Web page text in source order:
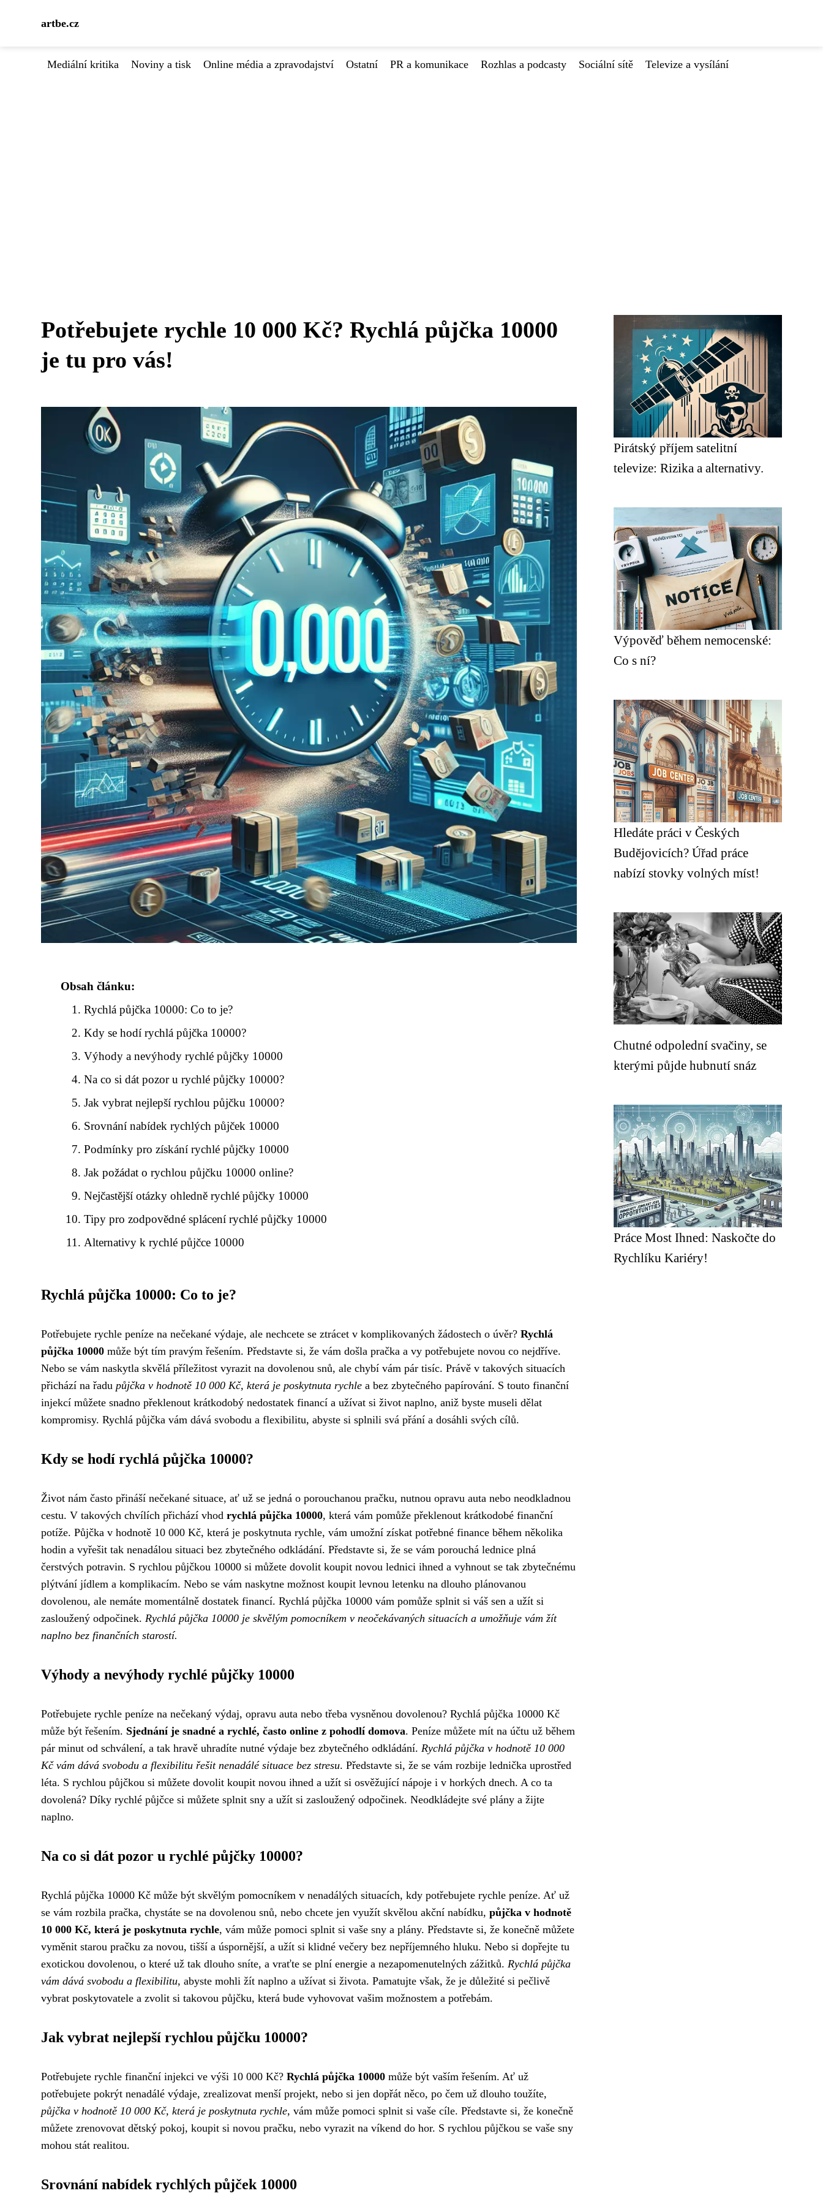
artbe.cz
Mediální kritika Noviny a tisk Online média a zpravodajství Ostatní PR a komunikace Rozhlas a podcasty Sociální sítě Televize a vysílání
Potřebujete rychle 10 000 Kč? Rychlá půjčka 10000
je tu pro vás!
Obsah článku:
Rychlá půjčka 10000: Co to je?
Kdy se hodí rychlá půjčka 10000?
Výhody a nevýhody rychlé půjčky 10000
Na co si dát pozor u rychlé půjčky 10000?
Jak vybrat nejlepší rychlou půjčku 10000?
Srovnání nabídek rychlých půjček 10000
Podmínky pro získání rychlé půjčky 10000
Jak požádat o rychlou půjčku 10000 online?
Nejčastější otázky ohledně rychlé půjčky 10000
Tipy pro zodpovědné splácení rychlé půjčky 10000
Alternativy k rychlé půjčce 10000
Rychlá půjčka 10000: Co to je?
Potřebujete rychle peníze na nečekané výdaje, ale nechcete se ztrácet v komplikovaných žádostech o úvěr? Rychlá
půjčka 10000 může být tím pravým řešením. Představte si, že vám došla pračka a vy potřebujete novou co nejdříve.
Nebo se vám naskytla skvělá příležitost vyrazit na dovolenou snů, ale chybí vám pár tisíc. Právě v takových situacích
přichází na řadu půjčka v hodnotě 10 000 Kč, která je poskytnuta rychle a bez zbytečného papírování. S touto finanční
injekcí můžete snadno překlenout krátkodobý nedostatek financí a užívat si život naplno, aniž byste museli dělat
kompromisy. Rychlá půjčka vám dává svobodu a flexibilitu, abyste si splnili svá přání a dosáhli svých cílů.
Kdy se hodí rychlá půjčka 10000?
Život nám často přináší nečekané situace, ať už se jedná o porouchanou pračku, nutnou opravu auta nebo neodkladnou
cestu. V takových chvílích přichází vhod rychlá půjčka 10000, která vám pomůže překlenout krátkodobé finanční
potíže. Půjčka v hodnotě 10 000 Kč, která je poskytnuta rychle, vám umožní získat potřebné finance během několika
hodin a vyřešit tak nenadálou situaci bez zbytečného odkládání. Představte si, že se vám porouchá lednice plná
čerstvých potravin. S rychlou půjčkou 10000 si můžete dovolit koupit novou lednici ihned a vyhnout se tak zbytečnému
plýtvání jídlem a komplikacím. Nebo se vám naskytne možnost koupit levnou letenku na dlouho plánovanou
dovolenou, ale nemáte momentálně dostatek financí. Rychlá půjčka 10000 vám pomůže splnit si váš sen a užít si
zasloužený odpočinek. Rychlá půjčka 10000 je skvělým pomocníkem v neočekávaných situacích a umožňuje vám žít
naplno bez finančních starostí.
Výhody a nevýhody rychlé půjčky 10000
Potřebujete rychle peníze na nečekaný výdaj, opravu auta nebo třeba vysněnou dovolenou? Rychlá půjčka 10000 Kč
může být řešením. Sjednání je snadné a rychlé, často online z pohodlí domova. Peníze můžete mít na účtu už během
pár minut od schválení, a tak hravě uhradíte nutné výdaje bez zbytečného odkládání. Rychlá půjčka v hodnotě 10 000
Kč vám dává svobodu a flexibilitu řešit nenadálé situace bez stresu. Představte si, že se vám rozbije lednička uprostřed
léta. S rychlou půjčkou si můžete dovolit koupit novou ihned a užít si osvěžující nápoje i v horkých dnech. A co ta
dovolená? Díky rychlé půjčce si můžete splnit sny a užít si zasloužený odpočinek. Neodkládejte své plány a žijte
naplno.
Na co si dát pozor u rychlé půjčky 10000?
Rychlá půjčka 10000 Kč může být skvělým pomocníkem v nenadálých situacích, kdy potřebujete rychle peníze. Ať už
se vám rozbila pračka, chystáte se na dovolenou snů, nebo chcete jen využít skvělou akční nabídku, půjčka v hodnotě
10 000 Kč, která je poskytnuta rychle, vám může pomoci splnit si vaše sny a plány. Představte si, že konečně můžete
vyměnit starou pračku za novou, tišší a úspornější, a užít si klidné večery bez nepříjemného hluku. Nebo si dopřejte tu
exotickou dovolenou, o které už tak dlouho sníte, a vraťte se plní energie a nezapomenutelných zážitků. Rychlá půjčka
vám dává svobodu a flexibilitu, abyste mohli žít naplno a užívat si života. Pamatujte však, že je důležité si pečlivě
vybrat poskytovatele a zvolit si takovou půjčku, která bude vyhovovat vašim možnostem a potřebám.
Jak vybrat nejlepší rychlou půjčku 10000?
Potřebujete rychle finanční injekci ve výši 10 000 Kč? Rychlá půjčka 10000 může být vaším řešením. Ať už
potřebujete pokrýt nenadálé výdaje, zrealizovat menší projekt, nebo si jen dopřát něco, po čem už dlouho toužíte,
půjčka v hodnotě 10 000 Kč, která je poskytnuta rychle, vám může pomoci splnit si vaše cíle. Představte si, že konečně
můžete zrenovovat dětský pokoj, koupit si novou pračku, nebo vyrazit na víkend do hor. S rychlou půjčkou se vaše sny
mohou stát realitou.
Srovnání nabídek rychlých půjček 10000
Pirátský příjem satelitní
televize: Rizika a alternativy.
Výpověď během nemocenské:
Co s ní?
Hledáte práci v Českých
Budějovicích? Úřad práce
nabízí stovky volných míst!
Chutné odpolední svačiny, se
kterými půjde hubnutí snáz
Práce Most Ihned: Naskočte do
Rychlíku Kariéry!